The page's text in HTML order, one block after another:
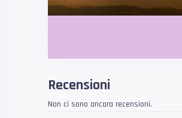
Recensioni
Non ci sono ancora recensioni.